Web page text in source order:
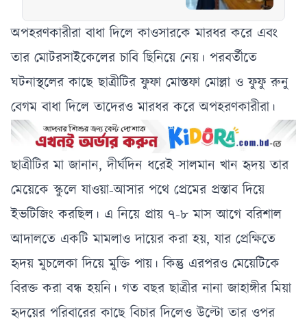
দরিদ্র ৫৭ মেধাবী
শিক্ষার্থী পেল অর্থ
সহায়তা
অপহরণকারীরা বাধা দিলে কাওসারকে মারধর করে এবং
তার মোটরসাইকেলের চাবি ছিনিয়ে নেয়। পরবর্তীতে
ঘটনাস্থলের কাছে ছাত্রীটির ফুফা মোস্তফা মোল্লা ও ফুফু রুনু
বেগম বাধা দিলে তাদেরও মারধর করে অপহরণকারীরা।
ছাত্রীটির মা জানান, দীর্ঘদিন ধরেই সালমান খান হৃদয় তার
মেয়েকে স্কুলে যাওয়া-আসার পথে প্রেমের প্রস্তাব দিয়ে
ইভটিজিং করছিল। এ নিয়ে প্রায় ৭-৮ মাস আগে বরিশাল
আদালতে একটি মামলাও দায়ের করা হয়, যার প্রেক্ষিতে
হৃদয় মুচলেকা দিয়ে মুক্তি পায়। কিন্তু এরপরও মেয়েটিকে
বিরক্ত করা বন্ধ হয়নি। গত বছর ছাত্রীর নানা জাহাঙ্গীর মিয়া
হৃদয়ের পরিবারের কাছে বিচার দিলেও উল্টো তার ওপর